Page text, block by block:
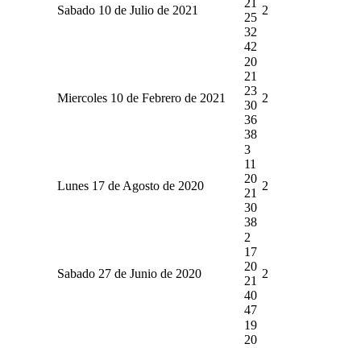
Sabado 10 de Julio de 2021
25
32
42
2
Miercoles 10 de Febrero de 2021
20
21
23
30
36
38
2
Lunes 17 de Agosto de 2020
3
11
20
21
30
38
2
Sabado 27 de Junio de 2020
2
17
20
21
40
47
2
19
20